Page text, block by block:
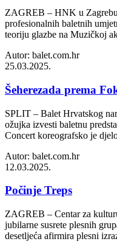
ZAGREB – HNK u
profesionalnih baletnih
teoriju glazbe na Muzičkoj
Autor: balet.com.hr
25.03.2025.
Šeherezada prema
SPLIT – Balet Hrvatskog
ožujka izvesti baletnu
Concert koreografsko je
Autor: balet.com.hr
12.03.2025.
Počinje Treps
ZAGREB – Centar za
jubilarne susrete plesnih
desetljeća afirmira plesni